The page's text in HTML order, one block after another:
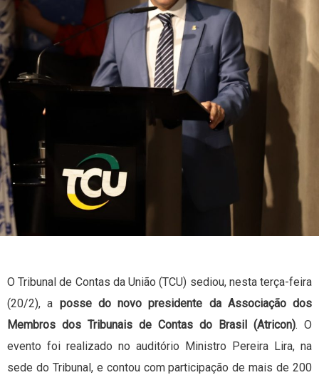
O Tribunal de Contas da União (TCU) sediou, nesta terça-feira
(20/2), a posse do novo presidente da Associação dos
Membros dos Tribunais de Contas do Brasil (Atricon). O
evento foi realizado no auditório Ministro Pereira Lira, na
sede do Tribunal, e contou com participação de mais de 200